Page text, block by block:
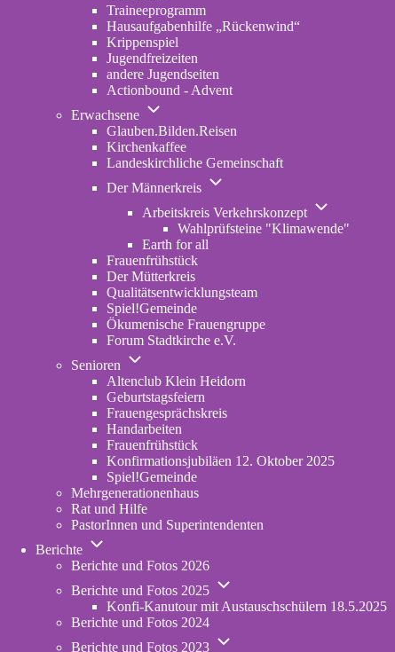
in
new
tab)
Traineeprogramm
Hausaufgabenhilfe „Rückenwind“
Krippenspiel
Jugendfreizeiten
andere Jugendseiten
Actionbound - Advent
Erwachsene
Unternavigation
Erwachsene
Glauben.Bilden.Reisen
new
Kirchenkaffee
Landeskirchliche Gemeinschaft
Der Männerkreis
Unternavigation
Der
Männerkreis
Arbeitskreis Verkehrskonzept
Unternavigation
Arbeitskreis
Wahlprüfsteine "Klimawende"
Earth for all
Frauenfrühstück
Der Mütterkreis
Qualitätsentwicklungsteam
Spiel!Gemeinde
Ökumenische Frauengruppe
Forum Stadtkirche e.V.
tab)
Senioren
Unternavigation
Senioren
Altenclub Klein Heidorn
Geburtstagsfeiern
Frauengesprächskreis
Handarbeiten
Frauenfrühstück
Konfirmationsjubiläen 12. Oktober 2025
Spiel!Gemeinde
Mehrgenerationenhaus
new
Rat und Hilfe
PastorInnen und Superintendenten
Berichte
Unternavigation
Berichte
Berichte und Fotos 2026
Berichte und Fotos 2025
Unternavigation
Berichte
Fotos
Konfi-Kanutour mit Austauschschülern 18.5.2025
Berichte und Fotos 2024
Berichte und Fotos 2023
Unternavigation